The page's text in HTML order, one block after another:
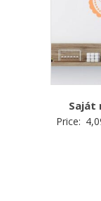
Saját
Price: